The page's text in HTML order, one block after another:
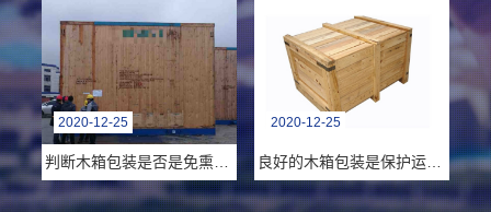
2020-12-25
判断木箱包装是否是免熏蒸木箱？
2020-12-25
良好的木箱包装是保护运输货物的根本